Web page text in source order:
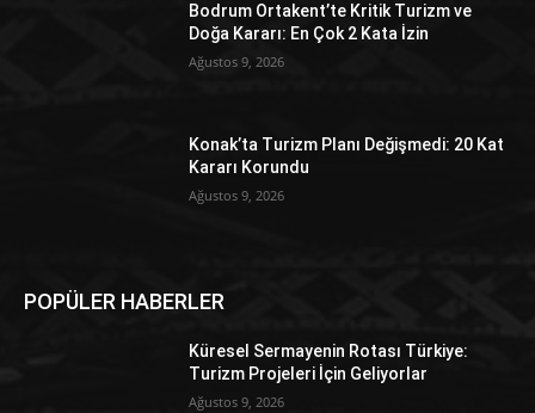
Bodrum Ortakent’te Kritik Turizm ve
Doğa Kararı: En Çok 2 Kata İzin
Ağustos 9, 2026
Konak’ta Turizm Planı Değişmedi: 20 Kat
Kararı Korundu
Ağustos 9, 2026
POPÜLER HABERLER
Küresel Sermayenin Rotası Türkiye:
Turizm Projeleri İçin Geliyorlar
Ağustos 9, 2026